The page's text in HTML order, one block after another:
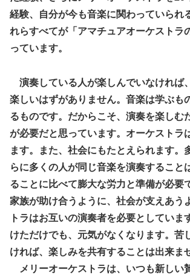
経験、自分が今も音楽に関わっていられ
れらすべてが「アマチュアオーケストラ
っています。
演奏している人が楽しんでいなければ
楽しいはずがありません。音楽は学ぶも
るものです。だからこそ、演奏を楽しむ
が必要だと思っています。オーケストラ
ます。また、社会にもたとえられます。
らに多くの人が同じ音楽を演奏すること
ることに比べて膨大な労力と準備が必要
家族が助け合うように、社会が支えあう
トラはお互いの演奏者を必要としていま
けただけでも、元気がなくなります。苦
ければ、楽しみを共有することは出来ま
メリーオーケストラは、いつも新しい